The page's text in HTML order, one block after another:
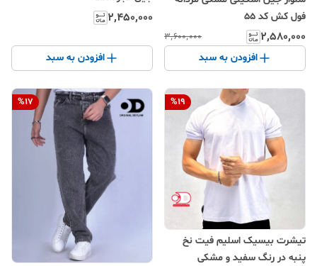
فول کش کد 55
۲٬۵۸۰٬۰۰۰ ۳٬۶۰۰٬۰۰۰
افزودن به سبد
۲٬۴۵۰٬۰۰۰
افزودن به سبد
%19
تیشرت بیسیک اسلیم فیت نخ
پنبه در رنگ سفید و مشکی
%17